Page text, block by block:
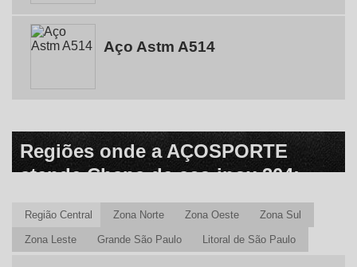
Aço Astm A514
Regiões onde a AÇOSPORTE
atende Chapa de aço inox 304:
Região Central Zona Norte Zona Oeste Zona Sul
Zona Leste Grande São Paulo Litoral de São Paulo